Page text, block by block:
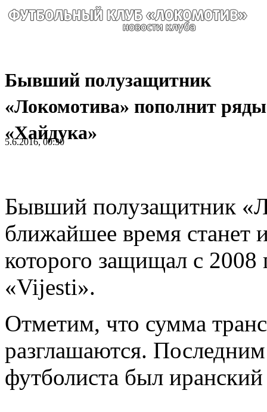
Бывший полузащитник
«Локомотива» пополнит ряды
«Хайдука»
5.6.2016, 00:30
Бывший полузащитник
ближайшее время станет
которого защищал с
«Vijesti».
Отметим, что сумма
разглашаются.
футболиста был